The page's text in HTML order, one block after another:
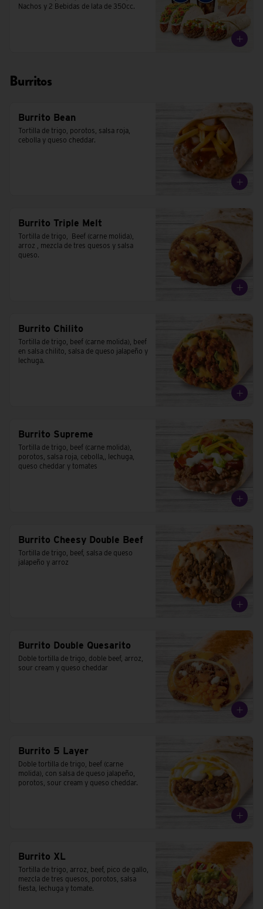
Nachos y 2 Bebidas de lata de 350cc.
Burritos
Burrito Bean
Tortilla de trigo, porotos, salsa roja,
cebolla y queso cheddar.
Burrito Triple Melt
Tortilla de trigo,  Beef (carne molida),
arroz , mezcla de tres quesos y salsa
queso.
Burrito Chilito
Tortilla de trigo, beef (carne molida), beef
en salsa chilito, salsa de queso jalapeño y
lechuga.
Burrito Supreme
Tortilla de trigo, beef (carne molida),
porotos, salsa roja, cebolla,, lechuga,
queso cheddar y tomates
Burrito Cheesy Double Beef
Tortilla de trigo, beef, salsa de queso
jalapeño y arroz
Burrito Double Quesarito
Doble tortilla de trigo, doble beef, arroz,
sour cream y queso cheddar
Burrito 5 Layer
Doble tortilla de trigo, beef (carne
molida), con salsa de queso jalapeño,
porotos, sour cream y queso cheddar.
Burrito XL
Tortilla de trigo, arroz, beef, pico de gallo,
mezcla de tres quesos, porotos, salsa
fiesta, lechuga y tomate.